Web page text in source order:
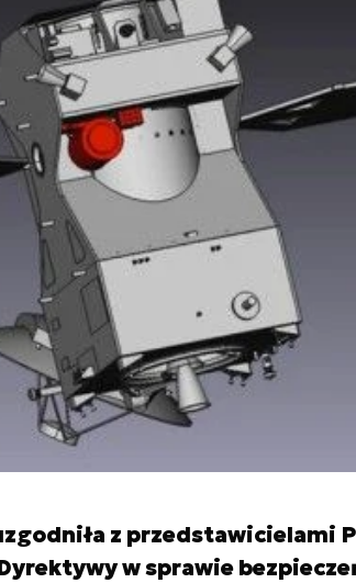
z przedstawicielami
w sprawie